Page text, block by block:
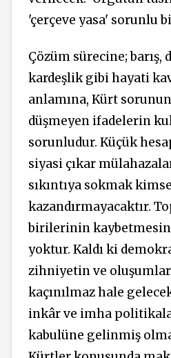
'çerçeve yasa' sorunlu
Çözüm sürecine; barış,
kardeşlik gibi hayati
anlamına, Kürt sorunun
düşmeyen ifadelerin
sorunludur. Küçük
siyasi çıkar
sıkıntıya sokmak
kazandırmayacaktır.
birilerinin
yoktur. Kaldı ki
zihniyetin ve
kaçınılmaz hale
inkâr ve imha
kabulüne gelinmiş